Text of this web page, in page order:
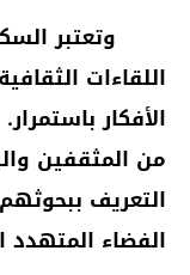
وتعتبر
اللقاءات
الأفكار
من المثقفين
التعريف
الفضاء المتهدد